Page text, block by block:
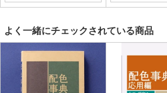
よく一緒にチェックされている商品